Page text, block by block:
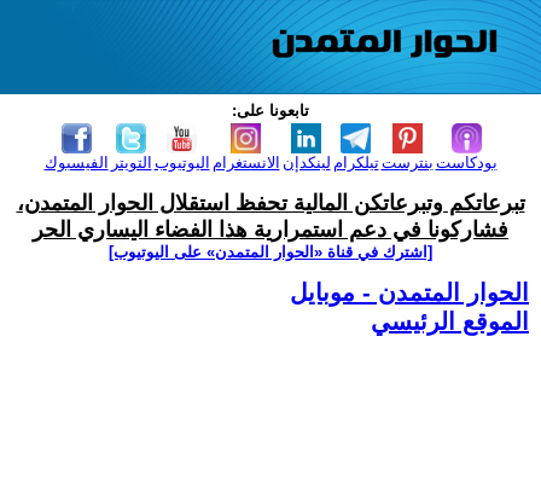
تابعونا على:
الفيسبوك التويتر اليوتيوب الانستغرام لينكدإن تيلكرامبنترست بودكاست
تبرعاتكم وتبرعاتكن المالية تحفظ استقلال الحوار المتمدن،
فشاركونا في دعم استمرارية هذا الفضاء اليساري الحر
[اشترك في قناة ‫«الحوار المتمدن» على اليوتيوب]
الحوار المتمدن - موبايل
الموقع الرئيسي